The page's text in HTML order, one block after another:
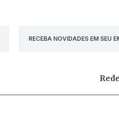
RECEBA NOVIDADES EM SEU